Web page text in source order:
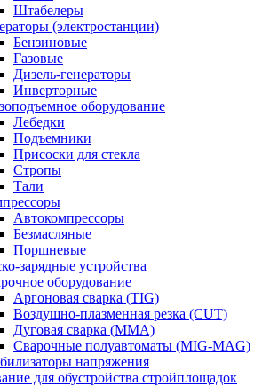
Штабелеры
(электростанции)
Бензиновые
Газовые
Дизель-генераторы
Инверторные
оборудование
Лебедки
Подъемники
Присоски для стекла
Стропы
Тали
Автокомпрессоры
Безмасляные
Поршневые
зарядные устройства
оборудование
Аргоновая сварка (TIG)
Воздушно-плазменная резка (CUT)
Дуговая сварка (ММА)
Сварочные полуавтоматы (MIG-MAG)
напряжения
для обустройства стройплощадок